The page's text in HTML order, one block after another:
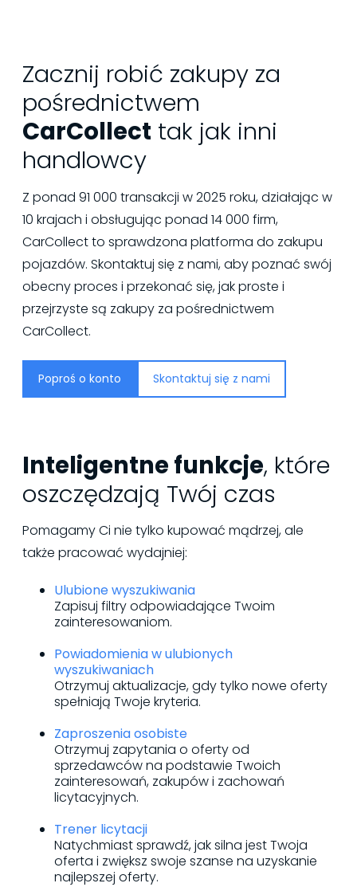
Zacznij robić zakupy za
pośrednictwem
CarCollect tak jak inni
handlowcy
Z ponad 91 000 transakcji w 2025 roku, działając w
10 krajach i obsługując ponad 14 000 firm,
CarCollect to sprawdzona platforma do zakupu
pojazdów. Skontaktuj się z nami, aby poznać swój
obecny proces i przekonać się, jak proste i
przejrzyste są zakupy za pośrednictwem
CarCollect.
Poproś o konto Skontaktuj się z nami
Inteligentne funkcje, które
oszczędzają Twój czas
Pomagamy Ci nie tylko kupować mądrzej, ale
także pracować wydajniej:
Ulubione wyszukiwania
Zapisuj filtry odpowiadające Twoim
zainteresowaniom.
Powiadomienia w ulubionych
wyszukiwaniach
Otrzymuj aktualizacje, gdy tylko nowe oferty
spełniają Twoje kryteria.
Zaproszenia osobiste
Otrzymuj zapytania o oferty od
sprzedawców na podstawie Twoich
zainteresowań, zakupów i zachowań
licytacyjnych.
Trener licytacji
Natychmiast sprawdź, jak silna jest Twoja
oferta i zwiększ swoje szanse na uzyskanie
najlepszej oferty.